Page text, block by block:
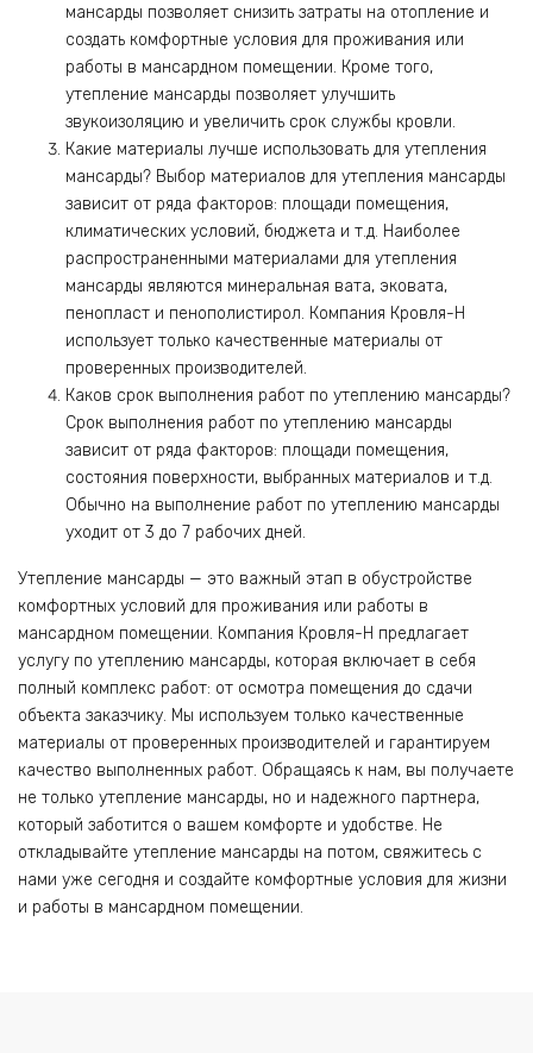
мансарды позволяет снизить затраты на отопление и
создать комфортные условия для проживания или
работы в мансардном помещении. Кроме того,
утепление мансарды позволяет улучшить
звукоизоляцию и увеличить срок службы кровли.
Какие материалы лучше использовать для утепления
мансарды? Выбор материалов для утепления мансарды
зависит от ряда факторов: площади помещения,
климатических условий, бюджета и т.д. Наиболее
распространенными материалами для утепления
мансарды являются минеральная вата, эковата,
пенопласт и пенополистирол. Компания Кровля-Н
использует только качественные материалы от
проверенных производителей.
Каков срок выполнения работ по утеплению мансарды?
Срок выполнения работ по утеплению мансарды
зависит от ряда факторов: площади помещения,
состояния поверхности, выбранных материалов и т.д.
Обычно на выполнение работ по утеплению мансарды
уходит от 3 до 7 рабочих дней.
Утепление мансарды — это важный этап в обустройстве
комфортных условий для проживания или работы в
мансардном помещении. Компания Кровля-Н предлагает
услугу по утеплению мансарды, которая включает в себя
полный комплекс работ: от осмотра помещения до сдачи
объекта заказчику. Мы используем только качественные
материалы от проверенных производителей и гарантируем
качество выполненных работ. Обращаясь к нам, вы получаете
не только утепление мансарды, но и надежного партнера,
который заботится о вашем комфорте и удобстве. Не
откладывайте утепление мансарды на потом, свяжитесь с
нами уже сегодня и создайте комфортные условия для жизни
и работы в мансардном помещении.